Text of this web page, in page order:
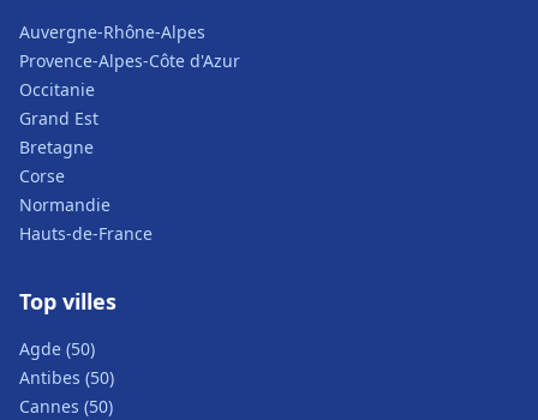
Auvergne-Rhône-Alpes
Provence-Alpes-Côte d'Azur
Occitanie
Grand Est
Bretagne
Corse
Normandie
Hauts-de-France
Top villes
Agde (50)
Antibes (50)
Cannes (50)